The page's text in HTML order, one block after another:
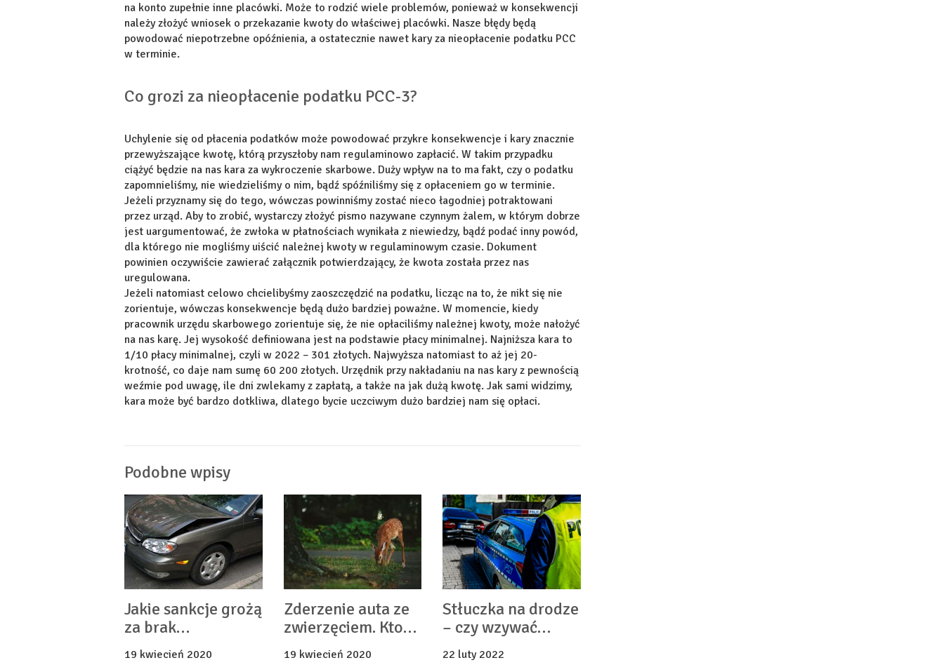
na konto zupełnie inne placówki. Może to rodzić wiele problemów, ponieważ w konsekwencji
należy złożyć wniosek o przekazanie kwoty do właściwej placówki. Nasze błędy będą
powodować niepotrzebne opóźnienia, a ostatecznie nawet kary za nieopłacenie podatku PCC
w terminie.
Co grozi za nieopłacenie podatku PCC-3?
Uchylenie się od płacenia podatków może powodować przykre konsekwencje i kary znacznie
przewyższające kwotę, którą przyszłoby nam regulaminowo zapłacić. W takim przypadku
ciążyć będzie na nas kara za wykroczenie skarbowe. Duży wpływ na to ma fakt, czy o podatku
zapomnieliśmy, nie wiedzieliśmy o nim, bądź spóźniliśmy się z opłaceniem go w terminie.
Jeżeli przyznamy się do tego, wówczas powinniśmy zostać nieco łagodniej potraktowani
przez urząd. Aby to zrobić, wystarczy złożyć pismo nazywane czynnym żalem, w którym dobrze
jest uargumentować, że zwłoka w płatnościach wynikała z niewiedzy, bądź podać inny powód,
dla którego nie mogliśmy uiścić należnej kwoty w regulaminowym czasie. Dokument
powinien oczywiście zawierać załącznik potwierdzający, że kwota została przez nas
uregulowana.
Jeżeli natomiast celowo chcielibyśmy zaoszczędzić na podatku, licząc na to, że nikt się nie
zorientuje, wówczas konsekwencje będą dużo bardziej poważne. W momencie, kiedy
pracownik urzędu skarbowego zorientuje się, że nie opłaciliśmy należnej kwoty, może nałożyć
na nas karę. Jej wysokość definiowana jest na podstawie płacy minimalnej. Najniższa kara to
1/10 płacy minimalnej, czyli w 2022 – 301 złotych. Najwyższa natomiast to aż jej 20-
krotność, co daje nam sumę 60 200 złotych. Urzędnik przy nakładaniu na nas kary z pewnością
weźmie pod uwagę, ile dni zwlekamy z zapłatą, a także na jak dużą kwotę. Jak sami widzimy,
kara może być bardzo dotkliwa, dlatego bycie uczciwym dużo bardziej nam się opłaci.
Podobne wpisy
Jakie sankcje grożą
za brak
ubezpieczenia OC?
19 kwiecień 2020
Zderzenie auta ze
zwierzęciem. Kto
zapłaci za szkody?
19 kwiecień 2020
Stłuczka na drodze
– czy wzywać
policję?
22 luty 2022